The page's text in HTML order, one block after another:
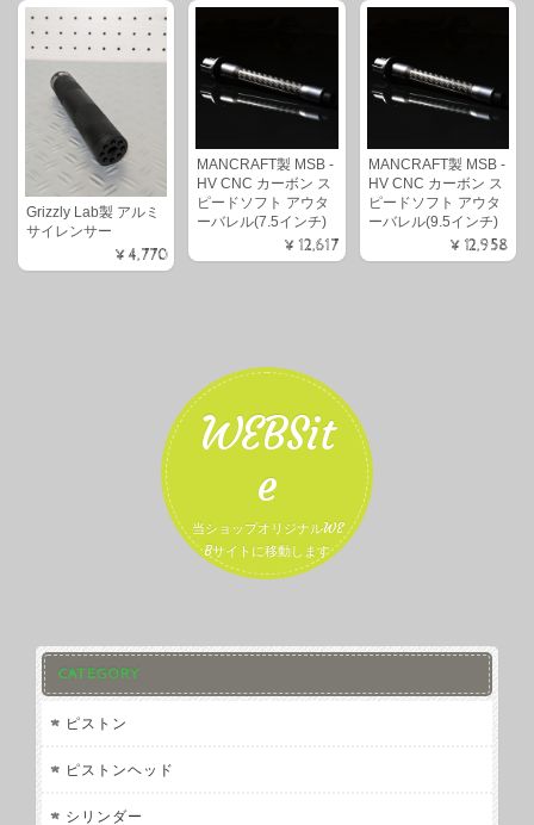
Grizzly Lab製 アルミ
サイレンサー
¥4,770
MANCRAFT製 MSB -
HV CNC カーボン ス
ピードソフト アウタ
ーバレル(7.5インチ)
¥12,617
MANCRAFT製 MSB -
HV CNC カーボン ス
ピードソフト アウタ
ーバレル(9.5インチ)
¥12,958
WEBSit
e
当ショップオリジナルWE
Bサイトに移動します
CATEGORY
ピストン
ピストンヘッド
シリンダー